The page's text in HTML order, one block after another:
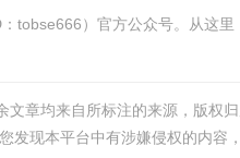
tobse666）官方公众号。从这里
文章均来自所标注的来源，版权
发现本平台中有涉嫌侵权的内容